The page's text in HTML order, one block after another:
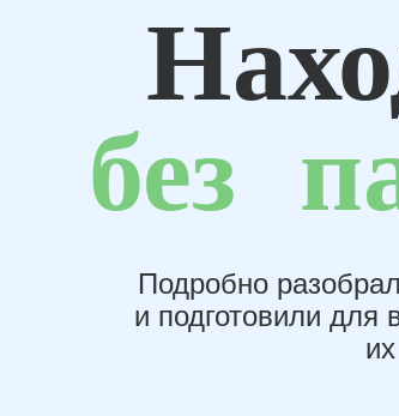
без
Подробно
и подготовили для